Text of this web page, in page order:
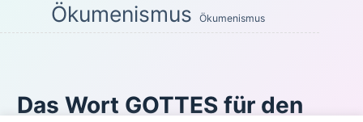
Ökumenismus Ökumenismus
Das Wort GOTTES für den